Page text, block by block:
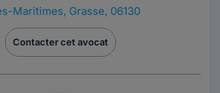
Maritimes, Grasse, 06130
Contacter cet avocat